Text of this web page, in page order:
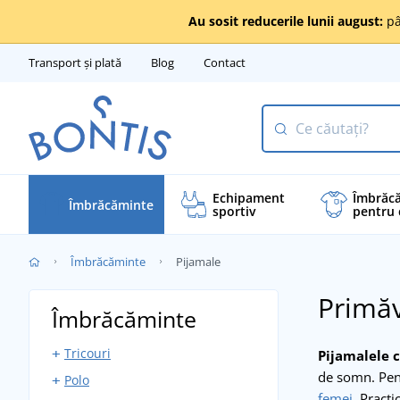
Au sosit reducerile lunii august:
Transport și plată Blog Contact
Îmbrăcăminte Echipament
sportiv pentru
Îmbrăcăminte Pijamale
Pijamalele
de somn.
Îmbrăcăminte
Tricouri
Tricouri cu mânecă scurtă
Polo